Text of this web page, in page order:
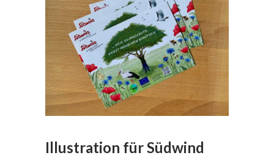
Illustration für Südwind